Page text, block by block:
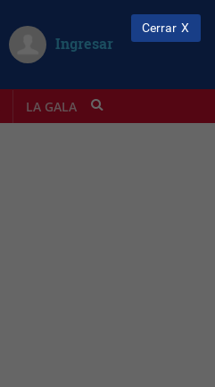
Ingresar
LA GALA INFOSTYLE
Cerrar